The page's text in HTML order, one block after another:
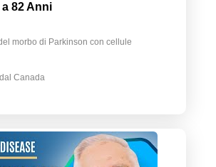
82 Anni
morbo di Parkinson con cellule
Canada